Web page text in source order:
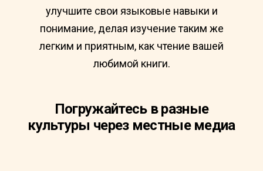
улучшите свои языковые навыки и
понимание, делая изучение таким же
легким и приятным, как чтение вашей
любимой книги.
Погружайтесь в разные
культуры через местные медиа